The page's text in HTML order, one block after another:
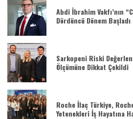
Abdi İbrahim Vakfı’nın
Dördüncü Dönem Başladı
Sarkopeni Riski
Ölçümüne Dikkat Çekildi
Roche İlaç Türkiye,
Yetenekleri İş Hayatına